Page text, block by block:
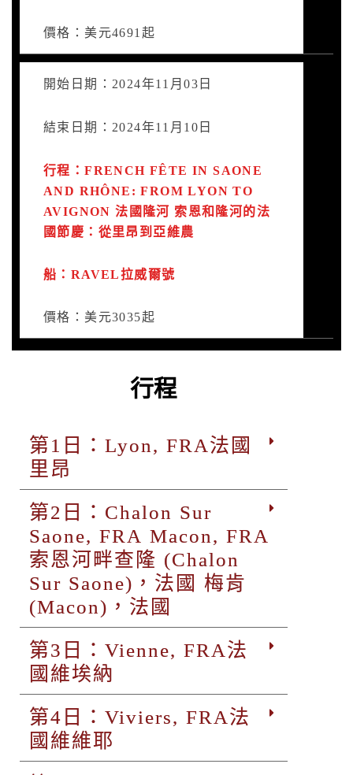
價格：美元4691起
開始日期：2024年11月03日
結束日期：2024年11月10日
行程：FRENCH FÊTE IN SAONE
AND RHÔNE: FROM LYON TO
AVIGNON 法國隆河 索恩和隆河的法
國節慶：從里昂到亞維農
船：RAVEL拉威爾號
價格：美元3035起
行程
第1日：Lyon, FRA法國
里昂
第2日：Chalon Sur
Saone, FRA Macon, FRA
索恩河畔查隆 (Chalon
Sur Saone)，法國 梅肯
(Macon)，法國
第3日：Vienne, FRA法
國維埃納
第4日：Viviers, FRA法
國維維耶